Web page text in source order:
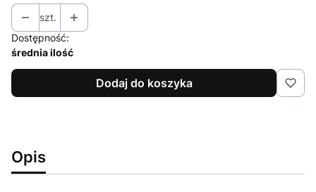
szt.
Dostępność:
średnia ilość
Dodaj do koszyka
Opis